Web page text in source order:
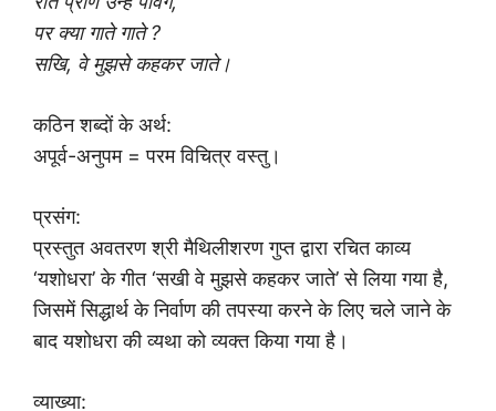
पर क्या गाते गाते ?
सखि, वे मुझसे कहकर जाते।
कठिन शब्दों के अर्थ:
अपूर्व-अनुपम = परम विचित्र वस्तु।
प्रसंग:
प्रस्तुत अवतरण श्री मैथिलीशरण गुप्त द्वारा रचित काव्य
‘यशोधरा’ के गीत ‘सखी वे मुझसे कहकर जाते’ से लिया गया है,
जिसमें सिद्धार्थ के निर्वाण की तपस्या करने के लिए चले जाने के
बाद यशोधरा की व्यथा को व्यक्त किया गया है।
व्याख्या: